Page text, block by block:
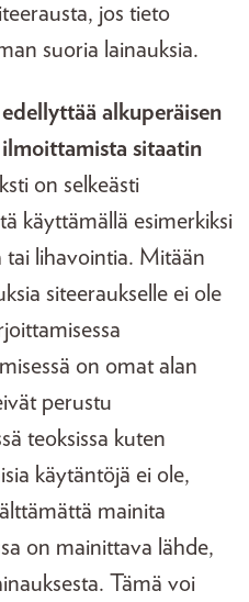
jos tieto
suoria lainauksia.
alkuperäisen
sitaatin
on selkeästi
käyttämällä esimerkiksi
tai lihavointia. Mitään
siteeraukselle ei ole
on omat alan
perustu
teoksissa kuten
käytäntöjä ei ole,
mainita
on mainittava lähde,
Tämä voi